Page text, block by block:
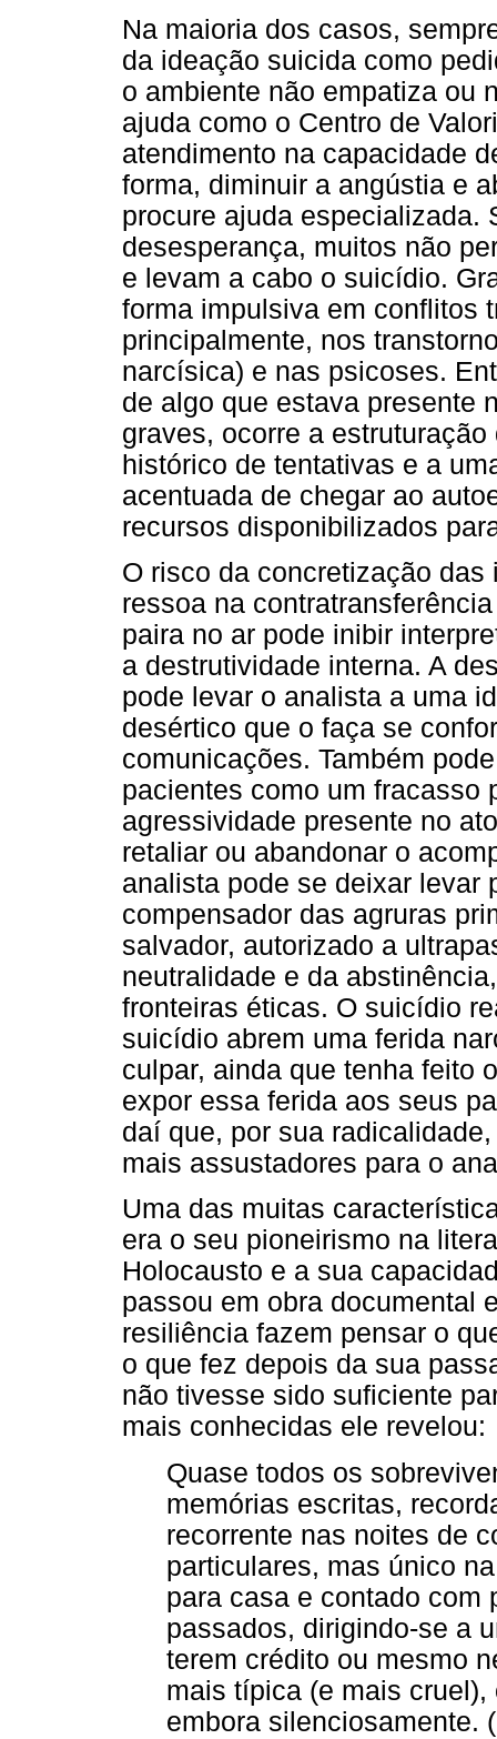
Na maioria dos casos,
da ideação suicida como
o ambiente não empatiza ou
ajuda como o Centro de
atendimento na capacidade
forma, diminuir a angústia e
procure ajuda especializada.
desesperança, muitos não
e levam a cabo o suicídio.
forma impulsiva em conflitos
principalmente, nos
narcísica) e nas psicoses.
de algo que estava presente
graves, ocorre a
histórico de tentativas e a
acentuada de chegar ao
recursos disponibilizados
O risco da concretização
ressoa na
paira no ar pode inibir
a destrutividade interna. A
pode levar o analista a uma
desértico que o faça se
comunicações. Também
pacientes como um fracasso
agressividade presente no
retaliar ou abandonar o
analista pode se deixar levar
compensador das agruras
salvador, autorizado a
neutralidade e da
fronteiras éticas. O suicídio
suicídio abrem uma ferida
culpar, ainda que tenha feito
expor essa ferida aos seus
daí que, por sua
mais assustadores para o
Uma das muitas
era o seu pioneirismo na
Holocausto e a sua
passou em obra documental
resiliência fazem pensar o
o que fez depois da sua
não tivesse sido suficiente
mais conhecidas ele revelou:
Quase todos os
memórias escritas,
recorrente nas noites de
particulares, mas único
para casa e contado com
passados, dirigindo-se a
terem crédito ou mesmo
mais típica (e mais
embora silenciosamente.